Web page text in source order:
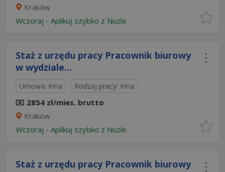
Kraków
Wczoraj - Aplikuj szybko z Nuzle
Staż z urzędu pracy Pracownik biurowy
w wydziale...
Umowa: Inna Rodzaj pracy: Inna
2854 zł/mies. brutto
Kraków
Wczoraj - Aplikuj szybko z Nuzle
Staż z urzędu pracy Pracownik biurowy